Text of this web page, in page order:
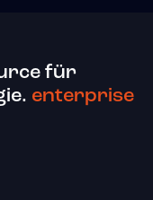
für
enterprise